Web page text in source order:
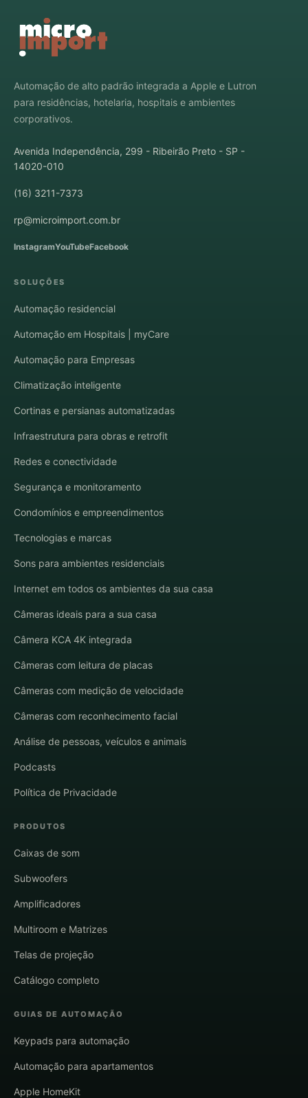
Automação de alto padrão integrada a Apple e Lutron
para residências, hotelaria, hospitais e ambientes
corporativos.
Avenida Independência, 299 - Ribeirão Preto - SP -
14020-010
(16) 3211-7373
rp@microimport.com.br
InstagramYouTubeFacebook
SOLUÇÕES
Automação residencial
Automação em Hospitais | myCare
Automação para Empresas
Climatização inteligente
Cortinas e persianas automatizadas
Infraestrutura para obras e retrofit
Redes e conectividade
Segurança e monitoramento
Condomínios e empreendimentos
Tecnologias e marcas
Sons para ambientes residenciais
Internet em todos os ambientes da sua casa
Câmeras ideais para a sua casa
Câmera KCA 4K integrada
Câmeras com leitura de placas
Câmeras com medição de velocidade
Câmeras com reconhecimento facial
Análise de pessoas, veículos e animais
Podcasts
Política de Privacidade
PRODUTOS
Caixas de som
Subwoofers
Amplificadores
Multiroom e Matrizes
Telas de projeção
Catálogo completo
GUIAS DE AUTOMAÇÃO
Keypads para automação
Automação para apartamentos
Apple HomeKit